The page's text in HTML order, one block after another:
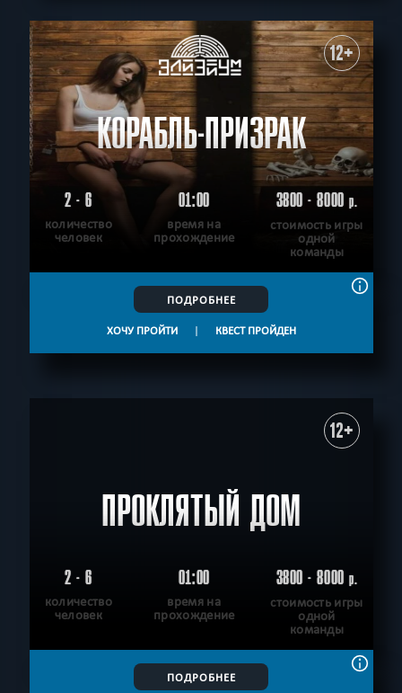
12+
КОРАБЛЬ-ПРИЗРАК
2 - 6
количество
человек
01:00
время на
прохождение
3800 - 8000р.
стоимость игры
одной
команды
ПОДРОБНЕЕ
ХОЧУ ПРОЙТИ | КВЕСТ ПРОЙДЕН
12+
ПРОКЛЯТЫЙ ДОМ
2 - 6
количество
человек
01:00
время на
прохождение
3800 - 8000р.
стоимость игры
одной
команды
ПОДРОБНЕЕ